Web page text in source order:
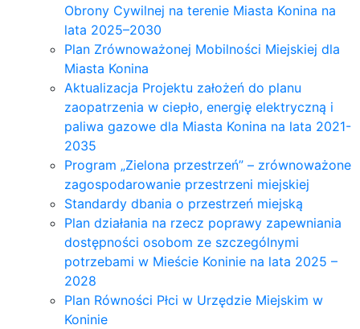
Obrony Cywilnej na terenie Miasta Konina na
lata 2025–2030
Plan Zrównoważonej Mobilności Miejskiej dla
Miasta Konina
Aktualizacja Projektu założeń do planu
zaopatrzenia w ciepło, energię elektryczną i
paliwa gazowe dla Miasta Konina na lata 2021-
2035
Program „Zielona przestrzeń” – zrównoważone
zagospodarowanie przestrzeni miejskiej
Standardy dbania o przestrzeń miejską
Plan działania na rzecz poprawy zapewniania
dostępności osobom ze szczególnymi
potrzebami w Mieście Koninie na lata 2025 –
2028
Plan Równości Płci w Urzędzie Miejskim w
Koninie